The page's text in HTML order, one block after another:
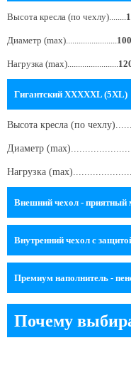
Высота кресла (по чехлу)
Диаметр (max)........................
Нагрузка (max)........................
Гигантский XXXXXL (5XL)
Высота кресла (по чехлу)
Диаметр
Нагрузка
Внешний чехол - приятный
Внутренний чехол c
Премиум наполнитель -
Почему